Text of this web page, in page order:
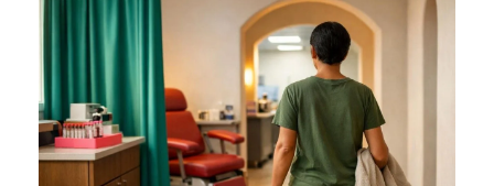
Русский
Lietuvių kalba
Polski
Slovenščina